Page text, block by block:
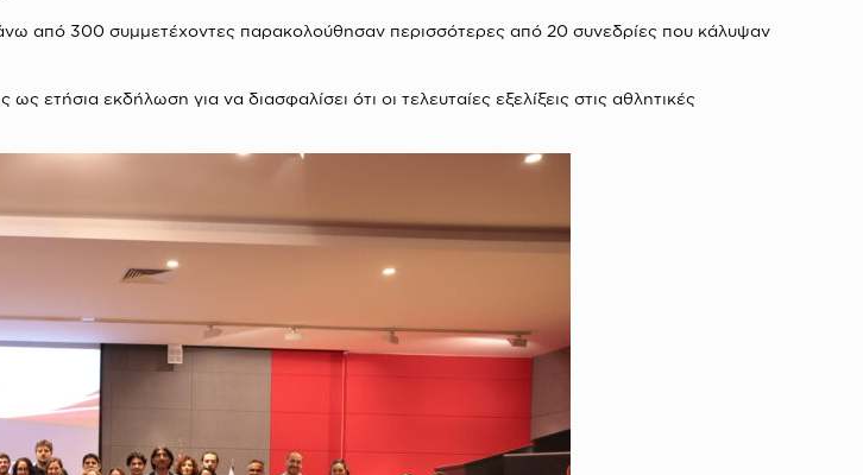
από 300 συμμετέχοντες παρακολούθησαν περισσότερες από 20 συνεδρίες που κάλυψαν
ετήσια εκδήλωση για να διασφαλίσει ότι οι τελευταίες εξελίξεις στις αθλητικές